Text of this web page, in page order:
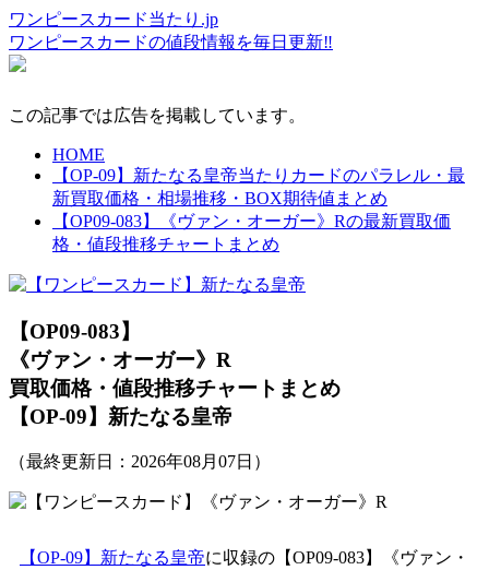
ワンピースカード当たり.jp
ワンピースカードの値段情報を毎日更新‼
この記事では広告を掲載しています。
HOME
【OP-09】新たなる皇帝当たりカードのパラレル・最
新買取価格・相場推移・BOX期待値まとめ
【OP09-083】《ヴァン・オーガー》Rの最新買取価
格・値段推移チャートまとめ
【OP09-083】
《ヴァン・オーガー》R
買取価格・値段推移チャートまとめ
【OP-09】新たなる皇帝
（最終更新日： 2026年08月07日 ）
【OP-09】新たなる皇帝に収録の【OP09-083】《ヴァン・